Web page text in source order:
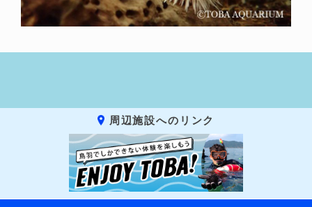
周辺施設へのリンク